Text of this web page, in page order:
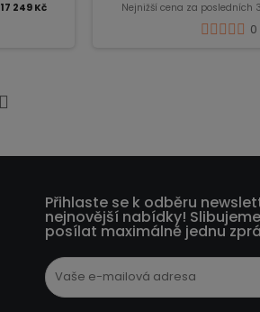
17 249 Kč Nejnižší cena za posledních
0
Další
Přihlaste se k odběru
nejnovější nabídky!
posílat maximálně jednu